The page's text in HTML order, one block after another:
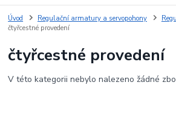
Úvod Regulační armatury a servopohony
čtyřcestné provedení
čtyřcestné provedení
V této kategorii nebylo nalezeno žádné